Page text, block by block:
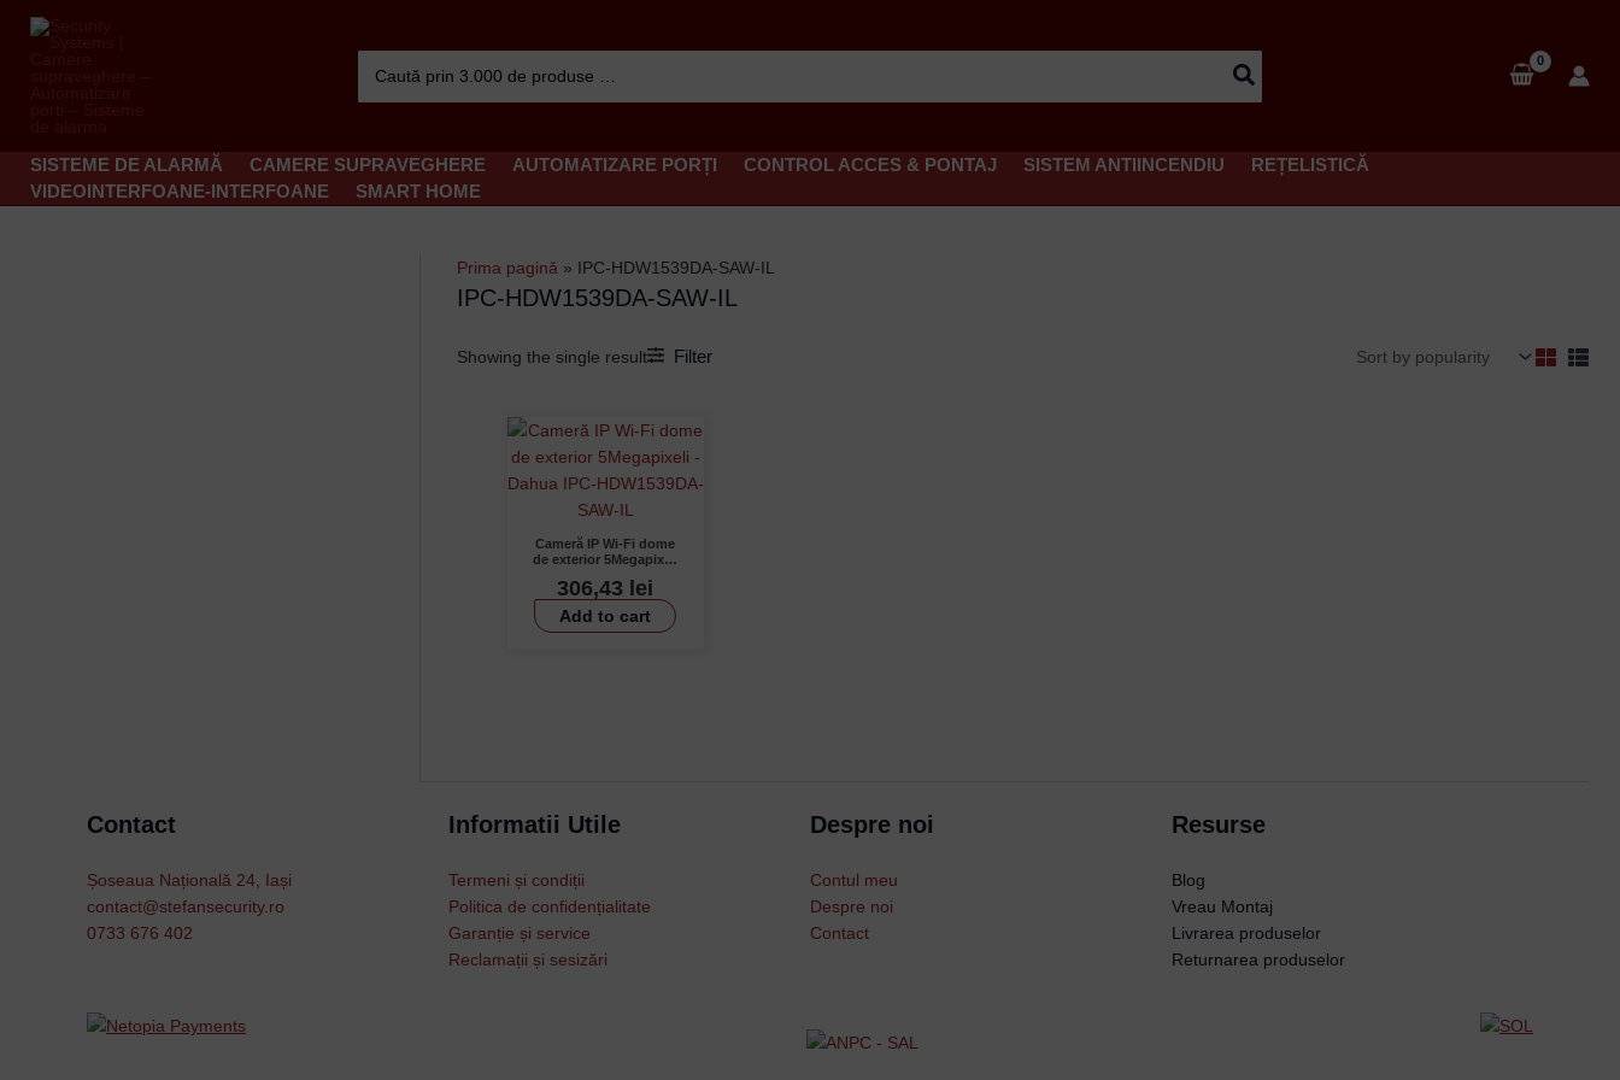
Search
for:
SISTEME DE ALARMĂ CAMERE SUPRAVEGHERE AUTOMATIZARE PORȚI CONTROL ACCES & PONTAJ SISTEM ANTIINCENDIU
REȚELISTICĂ
VIDEOINTERFOANE-INTERFOANE
SMART HOME
Prima pagină » IPC-HDW1539DA-SAW-IL
IPC-HDW1539DA-SAW-IL
Showing the single result Filter
Cameră IP Wi-Fi dome
de exterior 5Megapixeli
HDW1539DA-SAW-IL
306,43 lei
Add to cart
Contact
Șoseaua Națională 24, Iași
contact@stefansecurity.ro
0733 676 402
Informatii Utile
Termeni și condiții
Politica de confidențialitate
Garanție și service
Reclamații și sesizări
Despre noi
Contul meu
Despre noi
Contact
Resurse
Blog
Vreau Montaj
Livrarea produselor
Returnarea produselor